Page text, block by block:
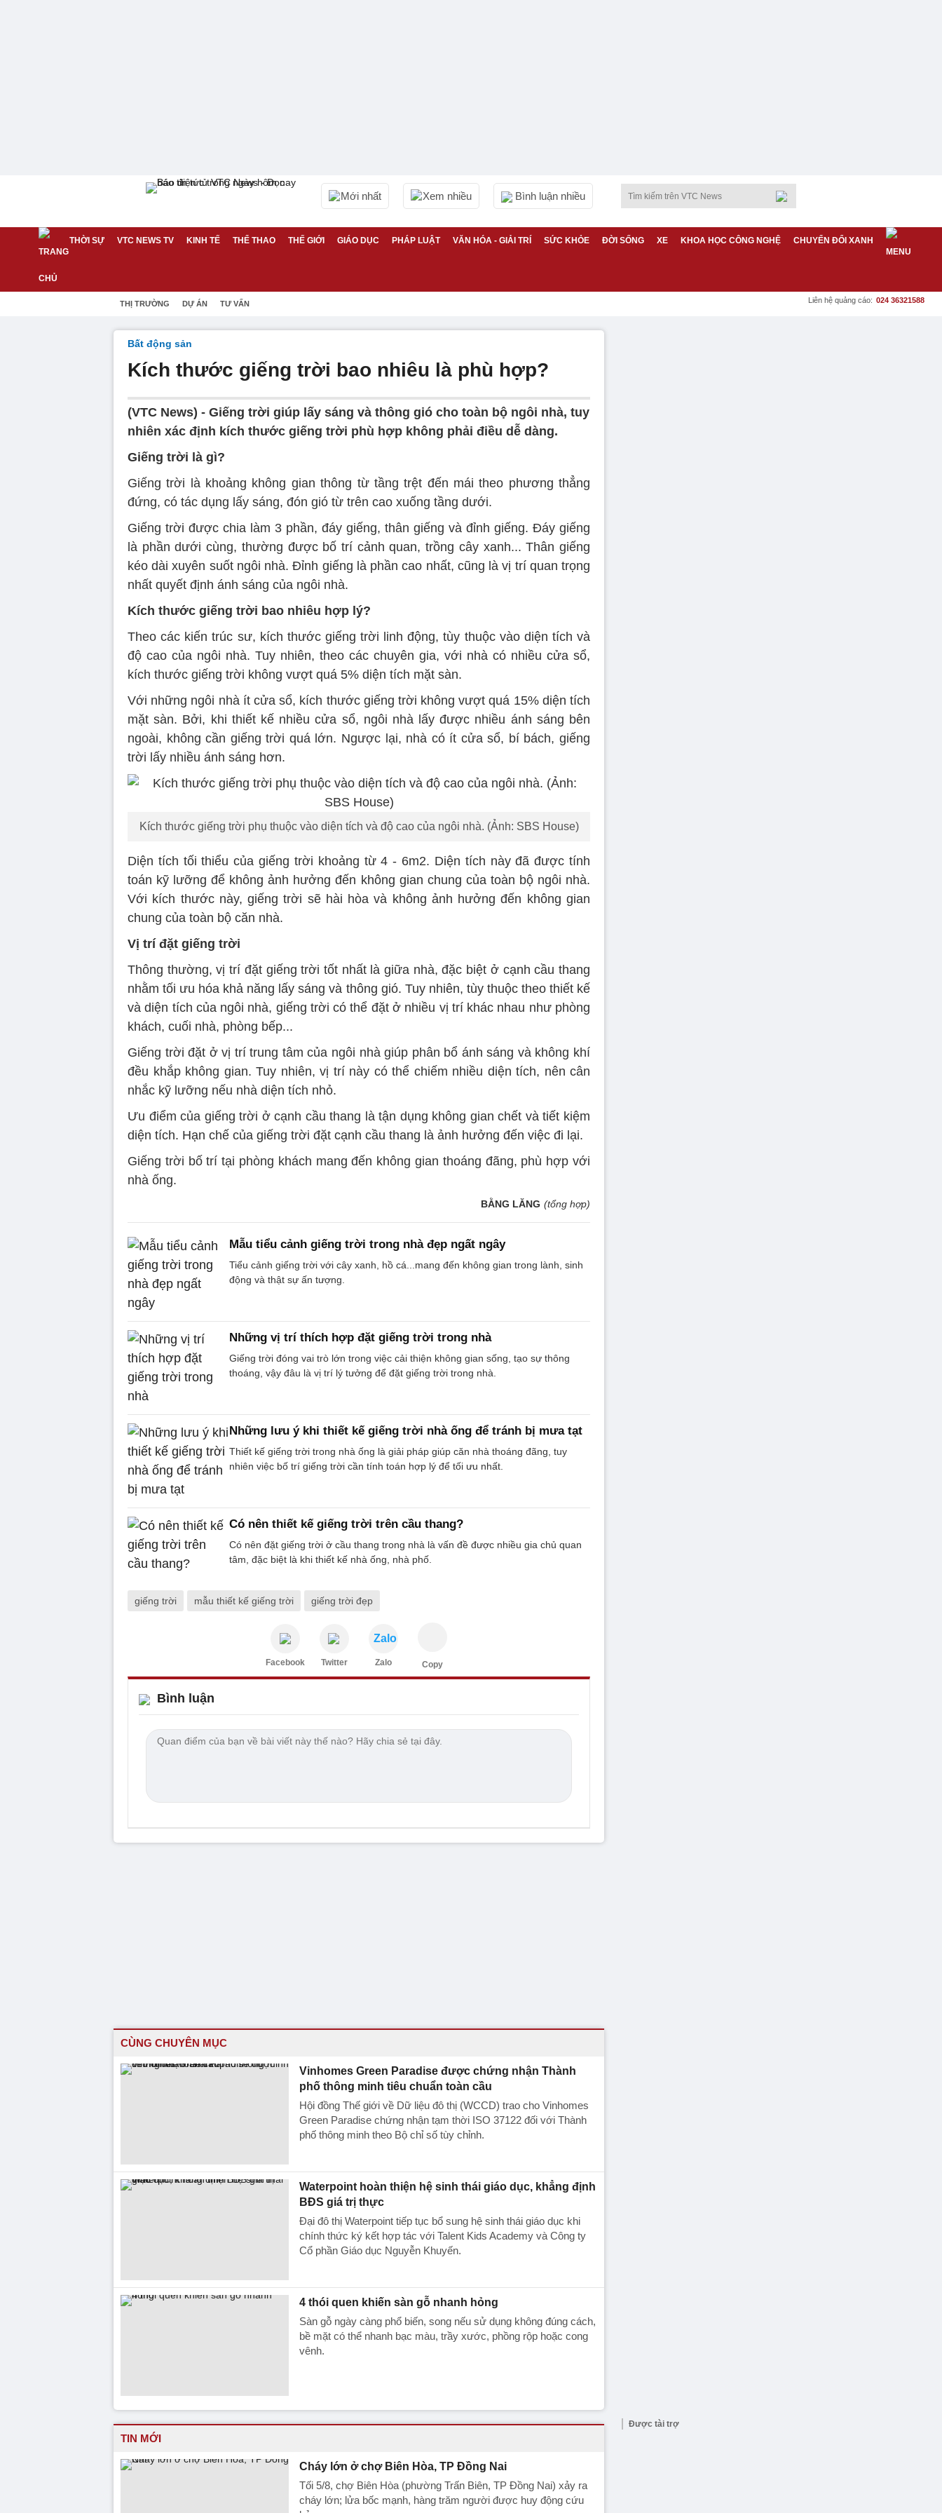
Mới nhất Xem nhiều Bình luận nhiều
THỜI SỰ VTC NEWS TV KINH TẾ THỂ THAO THẾ GIỚI GIÁO DỤC PHÁP LUẬT VĂN HÓA - GIẢI TRÍ SỨC KHỎE ĐỜI SỐNG XE KHOA HỌC CÔNG NGHỆ CHUYỂN ĐỔI XANH
THỊ TRƯỜNG DỰ ÁN TƯ VẤN Liên hệ quảng cáo: 024 36321588
Bất động sản
Kích thước giếng trời bao nhiêu là phù hợp?
(VTC News) - Giếng trời giúp lấy sáng và thông gió cho toàn bộ ngôi nhà, tuy
nhiên xác định kích thước giếng trời phù hợp không phải điều dễ dàng.
Giếng trời là gì?
Giếng trời là khoảng không gian thông từ tầng trệt đến mái theo phương thẳng
đứng, có tác dụng lấy sáng, đón gió từ trên cao xuống tầng dưới.
Giếng trời được chia làm 3 phần, đáy giếng, thân giếng và đỉnh giếng. Đáy giếng
là phần dưới cùng, thường được bố trí cảnh quan, trồng cây xanh... Thân giếng
kéo dài xuyên suốt ngôi nhà. Đỉnh giếng là phần cao nhất, cũng là vị trí quan trọng
nhất quyết định ánh sáng của ngôi nhà.
Kích thước giếng trời bao nhiêu hợp lý?
Theo các kiến trúc sư, kích thước giếng trời linh động, tùy thuộc vào diện tích và
độ cao của ngôi nhà. Tuy nhiên, theo các chuyên gia, với nhà có nhiều cửa sổ,
kích thước giếng trời không vượt quá 5% diện tích mặt sàn.
Với những ngôi nhà ít cửa sổ, kích thước giếng trời không vượt quá 15% diện tích
mặt sàn. Bởi, khi thiết kế nhiều cửa sổ, ngôi nhà lấy được nhiều ánh sáng bên
ngoài, không cần giếng trời quá lớn. Ngược lại, nhà có ít cửa sổ, bí bách, giếng
trời lấy nhiều ánh sáng hơn.
Kích thước giếng trời phụ thuộc vào diện tích và độ cao của ngôi nhà. (Ảnh: SBS House)
Diện tích tối thiểu của giếng trời khoảng từ 4 - 6m2. Diện tích này đã được tính
toán kỹ lưỡng để không ảnh hưởng đến không gian chung của toàn bộ ngôi nhà.
Với kích thước này, giếng trời sẽ hài hòa và không ảnh hưởng đến không gian
chung của toàn bộ căn nhà.
Vị trí đặt giếng trời
Thông thường, vị trí đặt giếng trời tốt nhất là giữa nhà, đặc biệt ở cạnh cầu thang
nhằm tối ưu hóa khả năng lấy sáng và thông gió. Tuy nhiên, tùy thuộc theo thiết kế
và diện tích của ngôi nhà, giếng trời có thể đặt ở nhiều vị trí khác nhau như phòng
khách, cuối nhà, phòng bếp...
Giếng trời đặt ở vị trí trung tâm của ngôi nhà giúp phân bổ ánh sáng và không khí
đều khắp không gian. Tuy nhiên, vị trí này có thể chiếm nhiều diện tích, nên cân
nhắc kỹ lưỡng nếu nhà diện tích nhỏ.
Ưu điểm của giếng trời ở cạnh cầu thang là tận dụng không gian chết và tiết kiệm
diện tích. Hạn chế của giếng trời đặt cạnh cầu thang là ảnh hưởng đến việc đi lại.
Giếng trời bố trí tại phòng khách mang đến không gian thoáng đãng, phù hợp với
nhà ống.
BẰNG LĂNG (tổng hợp)
Mẫu tiểu cảnh giếng trời trong nhà đẹp ngất ngây
Tiểu cảnh giếng trời với cây xanh, hồ cá...mang đến không gian trong lành, sinh
động và thật sự ấn tượng.
Những vị trí thích hợp đặt giếng trời trong nhà
Giếng trời đóng vai trò lớn trong việc cải thiện không gian sống, tạo sự thông
thoáng, vậy đâu là vị trí lý tưởng để đặt giếng trời trong nhà.
Những lưu ý khi thiết kế giếng trời nhà ống để tránh bị mưa tạt
Thiết kế giếng trời trong nhà ống là giải pháp giúp căn nhà thoáng đãng, tuy
nhiên việc bố trí giếng trời cần tính toán hợp lý để tối ưu nhất.
Có nên thiết kế giếng trời trên cầu thang?
Có nên đặt giếng trời ở cầu thang trong nhà là vấn đề được nhiều gia chủ quan
tâm, đặc biệt là khi thiết kế nhà ống, nhà phố.
giếng trời mẫu thiết kế giếng trời giếng trời đẹp
Facebook Twitter
Zalo
Zalo Copy
Bình luận
CÙNG CHUYÊN MỤC
Vinhomes Green Paradise được chứng nhận Thành
phố thông minh tiêu chuẩn toàn cầu
Hội đồng Thế giới về Dữ liệu đô thị (WCCD) trao cho Vinhomes
Green Paradise chứng nhận tạm thời ISO 37122 đối với Thành
phố thông minh theo Bộ chỉ số tùy chỉnh.
Waterpoint hoàn thiện hệ sinh thái giáo dục, khẳng định
BĐS giá trị thực
Đại đô thị Waterpoint tiếp tục bổ sung hệ sinh thái giáo dục khi
chính thức ký kết hợp tác với Talent Kids Academy và Công ty
Cổ phần Giáo dục Nguyễn Khuyến.
4 thói quen khiến sàn gỗ nhanh hỏng
Sàn gỗ ngày càng phổ biến, song nếu sử dụng không đúng cách,
bề mặt có thể nhanh bạc màu, trầy xước, phồng rộp hoặc cong
vênh.
TIN MỚI
Cháy lớn ở chợ Biên Hòa, TP Đồng Nai
Tối 5/8, chợ Biên Hòa (phường Trấn Biên, TP Đồng Nai) xảy ra
cháy lớn; lửa bốc mạnh, hàng trăm người được huy động cứu
Được tài trợ